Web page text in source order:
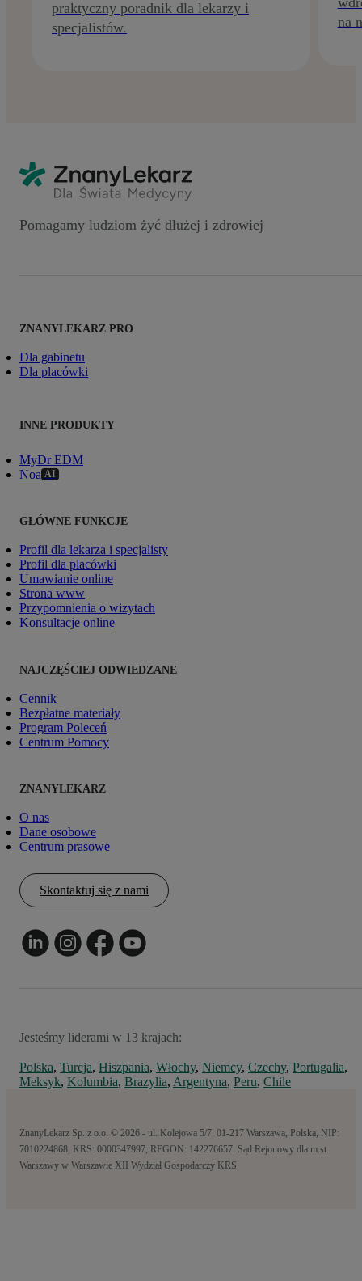
praktyczny poradnik dla lekarzy i
specjalistów.
na
Pomagamy ludziom żyć dłużej i zdrowiej
ZNANYLEKARZ PRO
Dla gabinetu
Dla placówki
INNE PRODUKTY
MyDr EDM
Noa AI
GŁÓWNE FUNKCJE
Profil dla lekarza i specjalisty
Profil dla placówki
Umawianie online
Strona www
Przypomnienia o wizytach
Konsultacje online
NAJCZĘŚCIEJ ODWIEDZANE
Cennik
Bezpłatne materiały
Program Poleceń
Centrum Pomocy
ZNANYLEKARZ
O nas
Dane osobowe
Centrum prasowe
Skontaktuj się z nami
Jesteśmy liderami w 13 krajach:
Polska, Turcja, Hiszpania, Włochy, Niemcy, Czechy, Portugalia,
Meksyk, Kolumbia, Brazylia, Argentyna, Peru, Chile
ZnanyLekarz Sp. z o.o. © 2026 - ul. Kolejowa 5/7, 01-217 Warszawa, Polska, NIP:
7010224868, KRS: 0000347997, REGON: 142276657. Sąd Rejonowy dla m.st.
Warszawy w Warszawie XII Wydział Gospodarczy KRS